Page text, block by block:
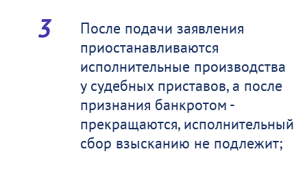
После подачи заявления
приостанавливаются
исполнительные производства
у судебных приставов, а после
признания банкротом -
прекращаются, исполнительный
сбор взысканию не подлежит;